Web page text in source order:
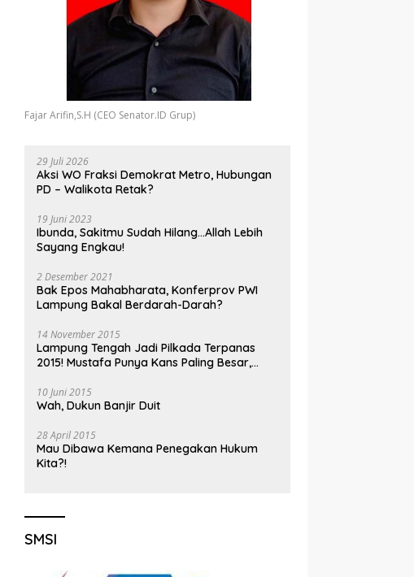
Fajar Arifin,S.H (CEO Senator.ID Grup)
29 Juli 2026
Aksi WO Fraksi Demokrat Metro, Hubungan
PD – Walikota Retak?
19 Juni 2023
Ibunda, Sakitmu Sudah Hilang…Allah Lebih
Sayang Engkau!
2 Desember 2021
Bak Epos Mahabharata, Konferprov PWI
Lampung Bakal Berdarah-Darah?
14 November 2015
Lampung Tengah Jadi Pilkada Terpanas
2015! Mustafa Punya Kans Paling Besar,
10 Juni 2015
Wah, Dukun Banjir Duit
28 April 2015
Mau Dibawa Kemana Penegakan Hukum
Kita?!
SMSI